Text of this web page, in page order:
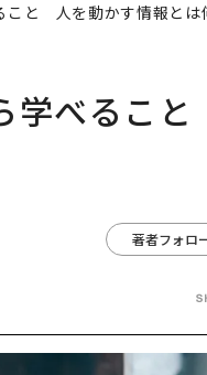
こと 人を動かす情報とは
学べるこ
著者フォロ